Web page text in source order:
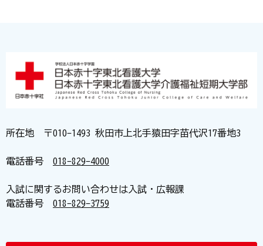
所在地 〒010-1493 秋田市上北手猿田字苗代沢17番地3
電話番号 018-829-4000
入試に関するお問い合わせは入試・広報課
電話番号 018-829-3759